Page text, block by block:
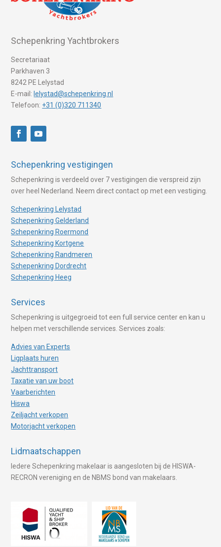
Schepenkring Yachtbrokers
Secretariaat
Parkhaven 3
8242 PE Lelystad
E-mail: lelystad@schepenkring.nl
Telefoon: +31 (0)320 711340
Schepenkring vestigingen
Schepenkring is verdeeld over 7 vestigingen die verspreid zijn
over heel Nederland. Neem direct contact op met een vestiging.
Schepenkring Lelystad
Schepenkring Gelderland
Schepenkring Roermond
Schepenkring Kortgene
Schepenkring Randmeren
Schepenkring Dordrecht
Schepenkring Heeg
Services
Schepenkring is uitgegroeid tot een full service center en kan u
helpen met verschillende services. Services zoals:
Advies van Experts
Ligplaats huren
Jachttransport
Taxatie van uw boot
Vaarberichten
Hiswa
Zeiljacht verkopen
Motorjacht verkopen
Lidmaatschappen
Iedere Schepenkring makelaar is aangesloten bij de HISWA-
RECRON vereniging en de NBMS bond van makelaars.